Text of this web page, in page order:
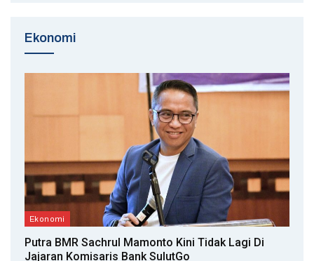
Ekonomi
Ekonomi
Putra BMR Sachrul Mamonto Kini Tidak Lagi Di
Jajaran Komisaris Bank SulutGo